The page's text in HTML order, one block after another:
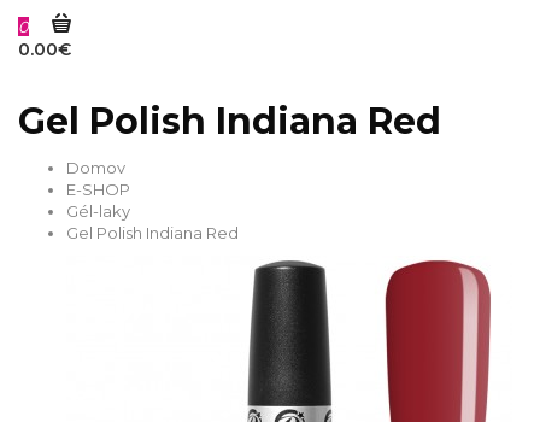
0
0.00€
Gel Polish Indiana Red
Domov
E-SHOP
Gél-laky
Gel Polish Indiana Red